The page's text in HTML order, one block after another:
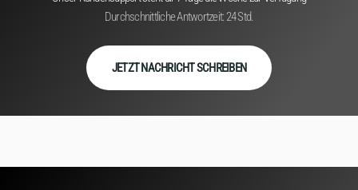
Durchschnittliche Antwortzeit: 24 Std.
JETZT NACHRICHT SCHREIBEN